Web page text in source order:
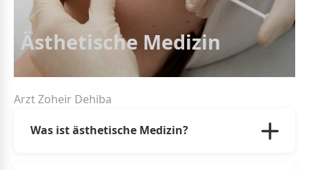
Ästhetische Medizin
Arzt Zoheir Dehiba
Was ist ästhetische Medizin?